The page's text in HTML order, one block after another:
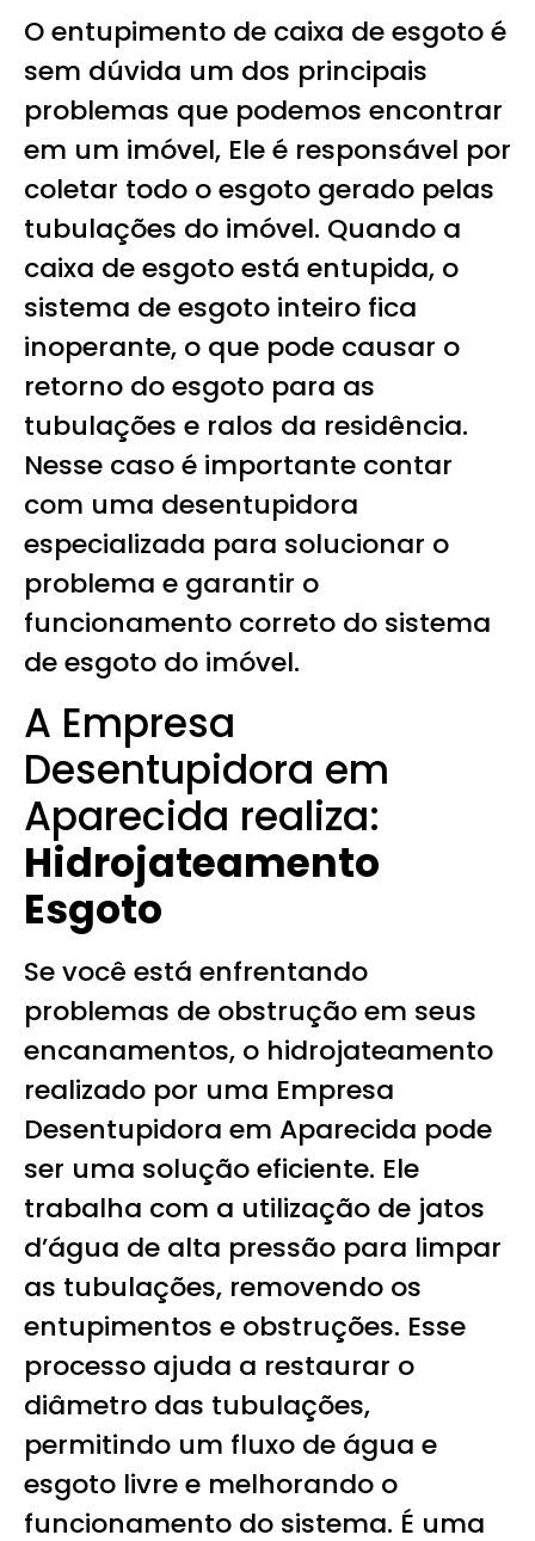
O entupimento de caixa de esgoto é
sem dúvida um dos principais
problemas que podemos encontrar
em um imóvel, Ele é responsável por
coletar todo o esgoto gerado pelas
tubulações do imóvel. Quando a
caixa de esgoto está entupida, o
sistema de esgoto inteiro fica
inoperante, o que pode causar o
retorno do esgoto para as
tubulações e ralos da residência.
Nesse caso é importante contar
com uma desentupidora
especializada para solucionar o
problema e garantir o
funcionamento correto do sistema
de esgoto do imóvel.
A Empresa
Desentupidora em
Aparecida realiza:
Hidrojateamento
Esgoto
Se você está enfrentando
problemas de obstrução em seus
encanamentos, o hidrojateamento
realizado por uma Empresa
Desentupidora em Aparecida pode
ser uma solução eficiente. Ele
trabalha com a utilização de jatos
d’água de alta pressão para limpar
as tubulações, removendo os
entupimentos e obstruções. Esse
processo ajuda a restaurar o
diâmetro das tubulações,
permitindo um fluxo de água e
esgoto livre e melhorando o
funcionamento do sistema. É uma